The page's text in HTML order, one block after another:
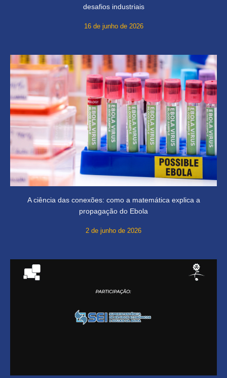
desafios industriais
16 de junho de 2026
A ciência das conexões: como a matemática explica a
propagação do Ebola
2 de junho de 2026